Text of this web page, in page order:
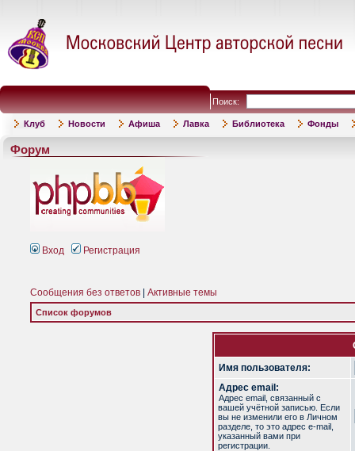
Поиск:
Клуб Новости Афиша Лавка Библиотека Фонды
Форум
Вход Регистрация
Сообщения без ответов Активные темы
Список форумов
Имя пользователя:
Адрес email:
Адрес email, связанный с
вашей учётной записью. Если
вы не изменили его в Личном
разделе, то это адрес e-mail,
указанный вами при
регистрации.